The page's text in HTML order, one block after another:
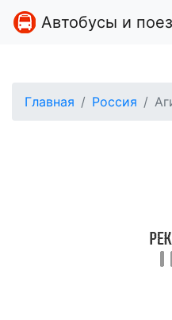
Автобусы и
Главная Россия